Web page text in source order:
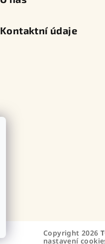
Kontaktní údaje
Copyright 2026
nastavení